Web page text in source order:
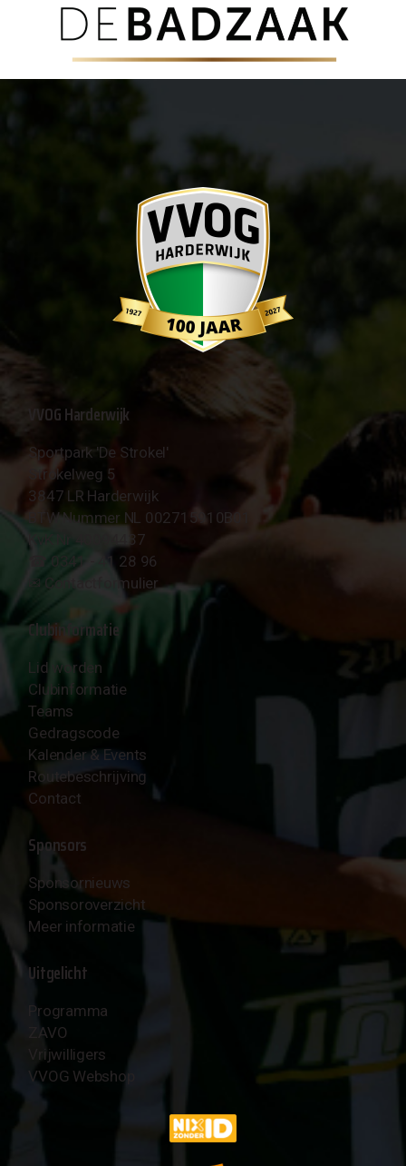
VVOG Harderwijk
Sportpark 'De Strokel'
Strokelweg 5
3847 LR Harderwijk
BTW Nummer NL 002715910B01
KvK Nr 40094437
☎︎ 0341 - 41 28 96
✉︎ Contactformulier
Clubinformatie
Lid worden
Clubinformatie
Teams
Gedragscode
Kalender & Events
Routebeschrijving
Contact
Sponsors
Sponsornieuws
Sponsoroverzicht
Meer informatie
Uitgelicht
Programma
ZAVO
Vrijwilligers
VVOG Webshop